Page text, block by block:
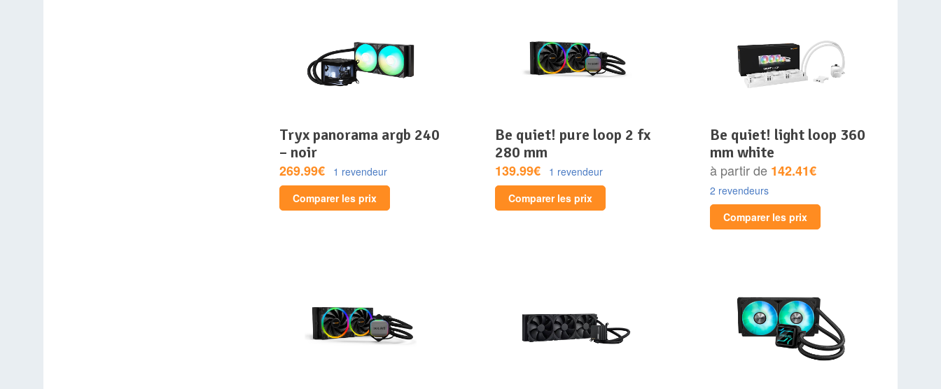
tryx panorama argb 240
– noir
269.99€
1 revendeur
Comparer les prix
be quiet! pure loop 2 fx
280 mm
139.99€
1 revendeur
Comparer les prix
be quiet! light loop 360
mm white
à partir de 142.41€
2 revendeurs
Comparer les prix